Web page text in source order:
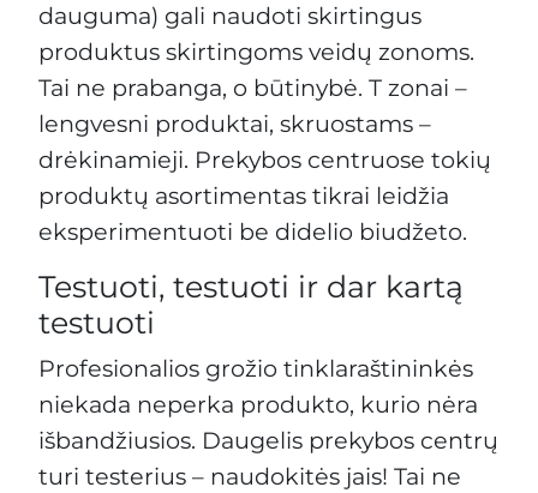
dauguma) gali naudoti skirtingus
produktus skirtingoms veidų zonoms.
Tai ne prabanga, o būtinybė. T zonai –
lengvesni produktai, skruostams –
drėkinamieji. Prekybos centruose tokių
produktų asortimentas tikrai leidžia
eksperimentuoti be didelio biudžeto.
Testuoti, testuoti ir dar kartą
testuoti
Profesionalios grožio tinklaraštininkės
niekada neperka produkto, kurio nėra
išbandžiusios. Daugelis prekybos centrų
turi testerius – naudokitės jais! Tai ne